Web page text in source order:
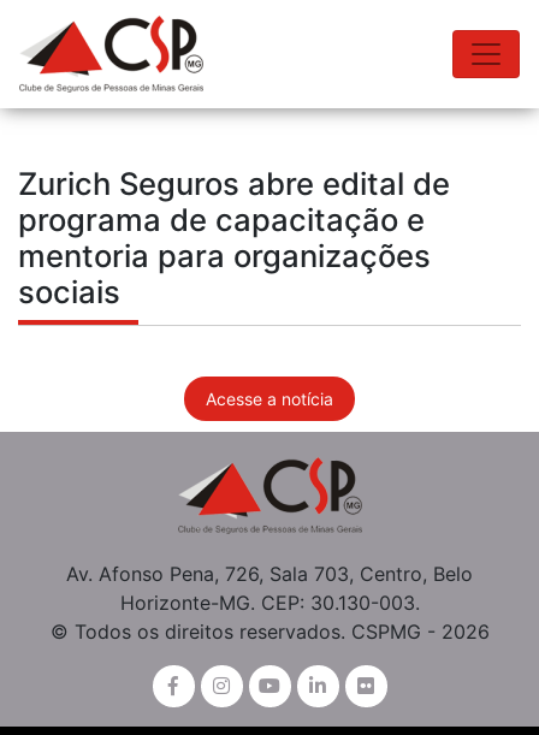
Zurich Seguros abre edital de
programa de capacitação e
mentoria para organizações
sociais
Acesse a notícia
Av. Afonso Pena, 726, Sala 703, Centro, Belo
Horizonte-MG. CEP: 30.130-003.
© Todos os direitos reservados. CSPMG - 2026